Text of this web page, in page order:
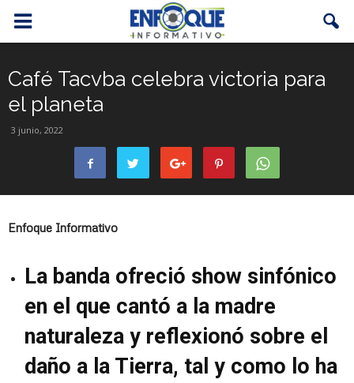
Café Tacvba celebra victoria para
el planeta
3 junio, 2022
Enfoque Informativo
La banda ofreció show sinfónico
en el que cantó a la madre
naturaleza y reflexionó sobre el
daño a la Tierra, tal y como lo ha